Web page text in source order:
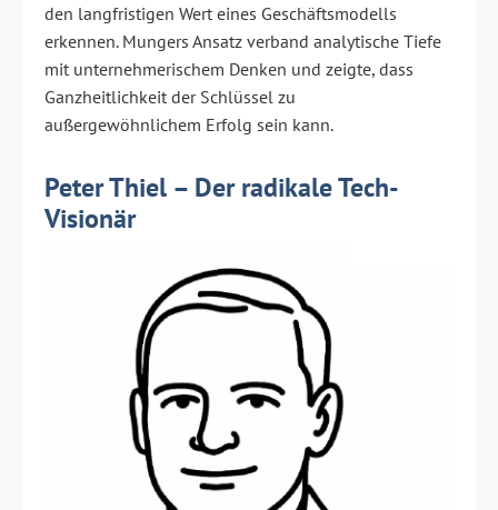
den langfristigen Wert eines Geschäftsmodells
erkennen. Mungers Ansatz verband analytische Tiefe
mit unternehmerischem Denken und zeigte, dass
Ganzheitlichkeit der Schlüssel zu
außergewöhnlichem Erfolg sein kann.
Peter Thiel – Der radikale Tech-
Visionär